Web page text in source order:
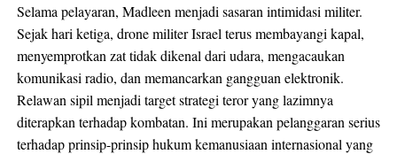
Selama pelayaran, Madleen menjadi sasaran intimidasi militer.
Sejak hari ketiga, drone militer Israel terus membayangi kapal,
menyemprotkan zat tidak dikenal dari udara, mengacaukan
komunikasi radio, dan memancarkan gangguan elektronik.
Relawan sipil menjadi target strategi teror yang lazimnya
diterapkan terhadap kombatan. Ini merupakan pelanggaran serius
terhadap prinsip-prinsip hukum kemanusiaan internasional yang